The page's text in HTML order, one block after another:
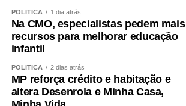
POLÍTICA 1 dia atrás
Na CMO, especialistas pedem mais
recursos para melhorar educação
infantil
POLÍTICA 2 dias atrás
MP reforça crédito e habitação e
altera Desenrola e Minha Casa,